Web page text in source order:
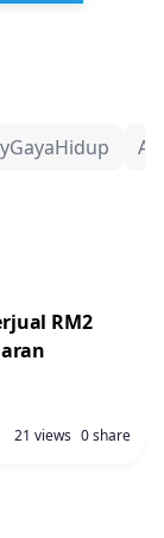
RM2
0 share
21 views